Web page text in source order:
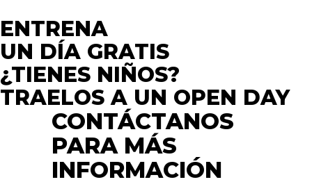
ENTRENA
UN DÍA GRATIS
¿TIENES NIÑOS?
TRAELOS A UN OPEN DAY
CONTÁCTANOS
PARA MÁS
INFORMACIÓN